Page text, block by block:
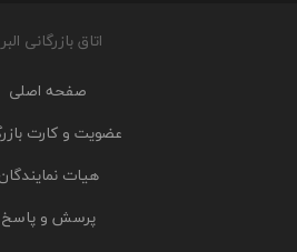
اتاق بازرگانی
صفحه اصلی
عضویت و کارت
هیات
پرسش و پاسخ